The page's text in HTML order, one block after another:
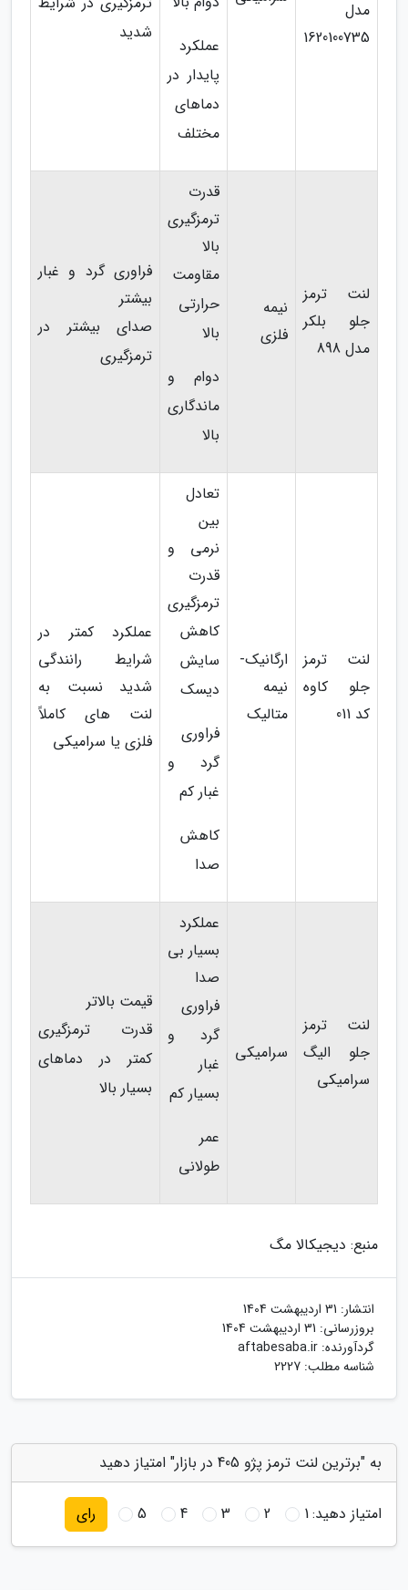
مدل
1620100735
عملکرد
پایدار در
دماهای
مختلف
شدید
لنت ترمز
جلو بلکر
مدل 898
نیمه
فلزی
قدرت
ترمزگیری
بالا
مقاومت
حرارتی
بالا
دوام و
ماندگاری
بالا
فراوری گرد و غبار
بیشتر
صدای بیشتر در
ترمزگیری
لنت ترمز
جلو کاوه
کد 011
ارگانیک-
نیمه
متالیک
تعادل
بین
نرمی و
قدرت
ترمزگیری
کاهش
سایش
دیسک
فراوری
گرد و
غبار کم
کاهش
صدا
عملکرد کمتر در
شرایط رانندگی
شدید نسبت به
لنت های کاملاً
فلزی یا سرامیکی
لنت ترمز
جلو الیگ
سرامیکی
سرامیکی
عملکرد
بسیار بی
صدا
فراوری
گرد و
غبار
بسیار کم
عمر
طولانی
قیمت بالاتر
قدرت ترمزگیری
کمتر در دماهای
بسیار بالا
منبع: دیجیکالا مگ
انتشار: 31 اردیبهشت 1404
بروزرسانی: 31 اردیبهشت 1404
گردآورنده: aftabesaba.ir
شناسه مطلب: 2227
به "برترین لنت ترمز پژو 405 در بازار" امتیاز دهید
امتیاز دهید:1
2
3
4
5 رای